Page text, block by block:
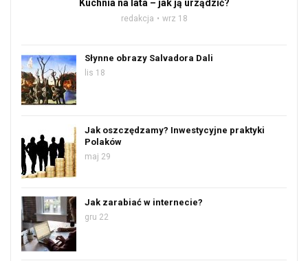
Kuchnia na lata – jak ją urządzić?
redakcja wrz 18
Słynne obrazy Salvadora Dali
lis 18
Jak oszczędzamy? Inwestycyjne praktyki
Polaków
maj 29
Jak zarabiać w internecie?
gru 22